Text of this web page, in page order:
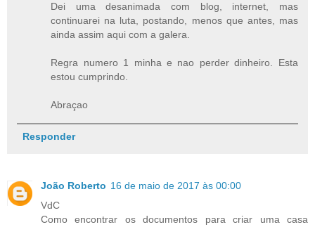
Dei uma desanimada com blog, internet, mas
continuarei na luta, postando, menos que antes, mas
ainda assim aqui com a galera.
Regra numero 1 minha e nao perder dinheiro. Esta
estou cumprindo.
Abraçao
Responder
João Roberto 16 de maio de 2017 às 00:00
VdC
Como encontrar os documentos para criar uma casa